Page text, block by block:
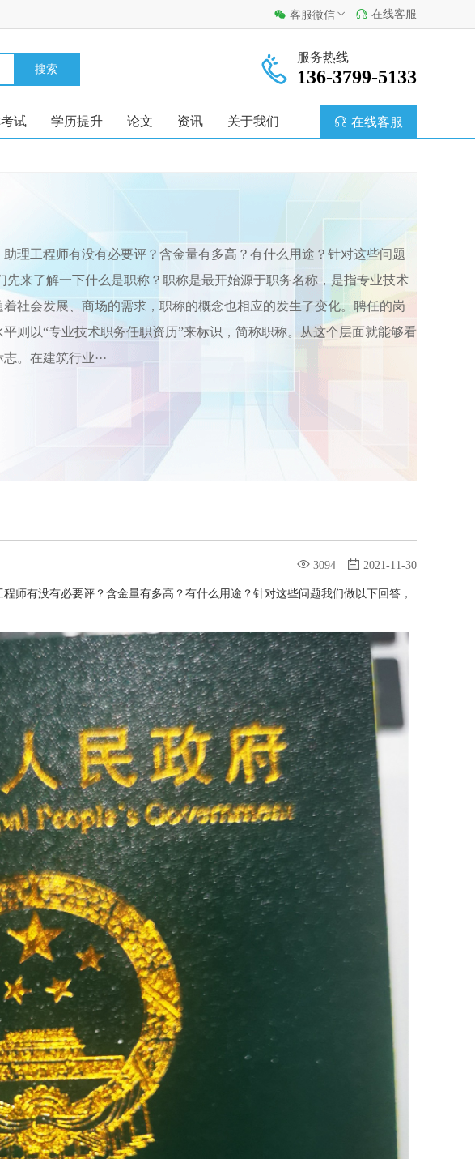
客服微信 在线客服
服务热线
136-3799-5133
在线客服
试 学历提升 论文 资讯 关于我们
理工程师有没有必要评？含金量有多高？有什么用途？针对这些问题
来了解一下什么是职称？职称是最开始源于职务名称，是指专业技术
社会发展、商场的需求，职称的概念也相应的发生了变化。聘任的岗
则以“专业技术职务任职资历”来标识，简称职称。从这个层面就能够看
。在建筑行业···
3094 2021-11-30
师有没有必要评？含金量有多高？有什么用途？针对这些问题我们做以下回答，